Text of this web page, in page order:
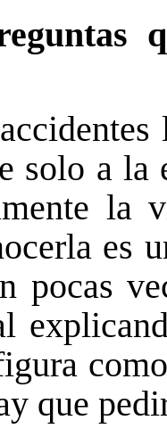
solo a la
la
es
pocas
que